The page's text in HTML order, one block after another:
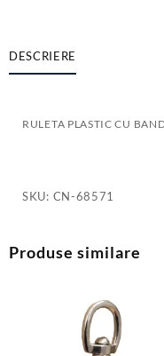
METALICA
10M
68571
DESCRIERE
RULETA PLASTIC CU
SKU: CN-68571
Produse similare